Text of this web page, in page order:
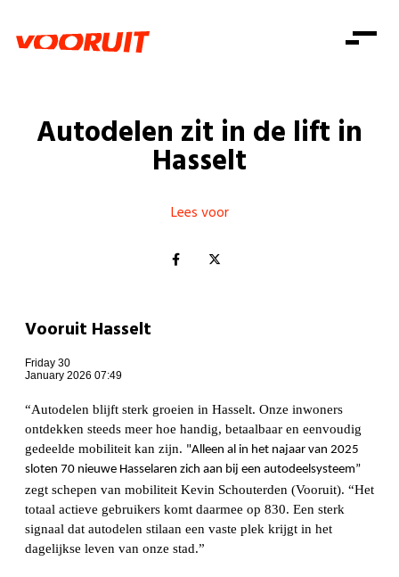
Zorg
Gelijke kansen
Welzijn
Consumentenbescherming
Kinderen en jongeren
Onze mensen
Standpunten
Vacatures
Doe mee
Doe mee
Word lid
Shop
Login
Autodelen zit in de lift in
Hasselt
Lees voor
Vooruit Hasselt
Friday 30
January 2026 07:49
“Autodelen blijft sterk groeien in Hasselt. Onze inwoners
ontdekken steeds meer hoe handig, betaalbaar en eenvoudig
gedeelde mobiliteit kan zijn. "Alleen al in het najaar van 2025
sloten 70 nieuwe Hasselaren zich aan bij een autodeelsysteem”
zegt schepen van mobiliteit Kevin Schouterden (Vooruit). “Het
totaal actieve gebruikers komt daarmee op 830. Een sterk
signaal dat autodelen stilaan een vaste plek krijgt in het
dagelijkse leven van onze stad.”